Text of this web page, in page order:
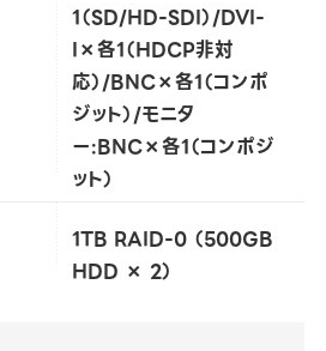
1（SD/HD-SDI）/DVI-
I×各1（HDCP非対
応）/BNC×各1（コンポ
ジット）/モニタ
ー:BNC×各1（コンポジ
ット）
1TB RAID-0 （500GB
HDD × 2）